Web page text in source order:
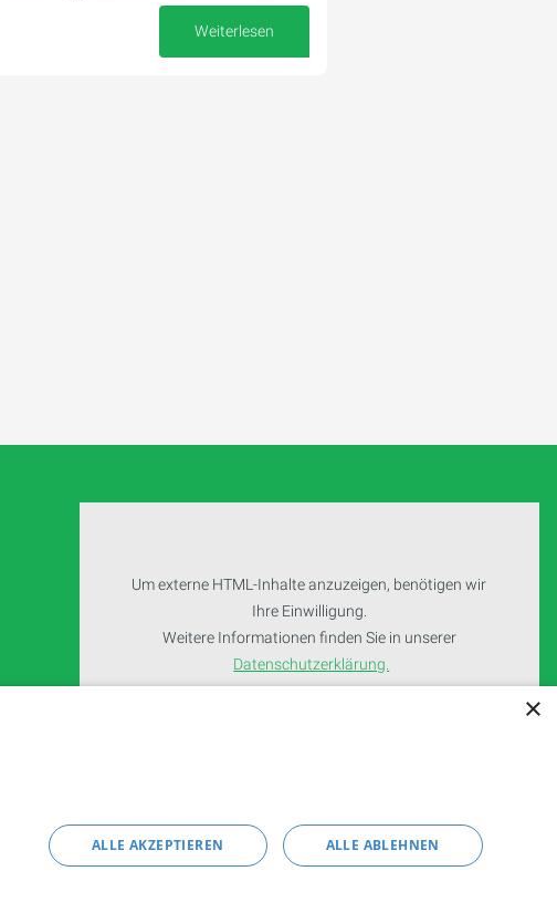
Weiterlesen
Um externe HTML-Inhalte anzuzeigen, benötigen wir
Ihre Einwilligung.
Weitere Informationen finden Sie in unserer
Datenschutzerklärung.
×
ALLE AKZEPTIEREN ALLE ABLEHNEN